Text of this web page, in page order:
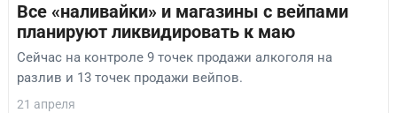
Все «наливайки» и магазины с вейпами
планируют ликвидировать к маю
Сейчас на контроле 9 точек продажи алкоголя на
разлив и 13 точек продажи вейпов.
21 апреля